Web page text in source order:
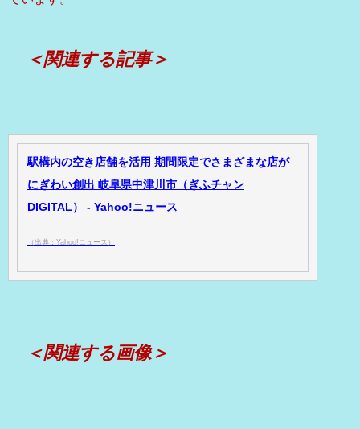
＜関連する記事＞
駅構内の空き店舗を活用 期間限定でさまざまな店が
にぎわい創出 岐阜県中津川市（ぎふチャン
DIGITAL） - Yahoo!ニュース
（出典：Yahoo!ニュース）
＜関連する画像＞